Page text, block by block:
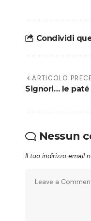
Condividi
ARTICOLO
Signori… le paté
Nessun
Il tuo indirizzo email